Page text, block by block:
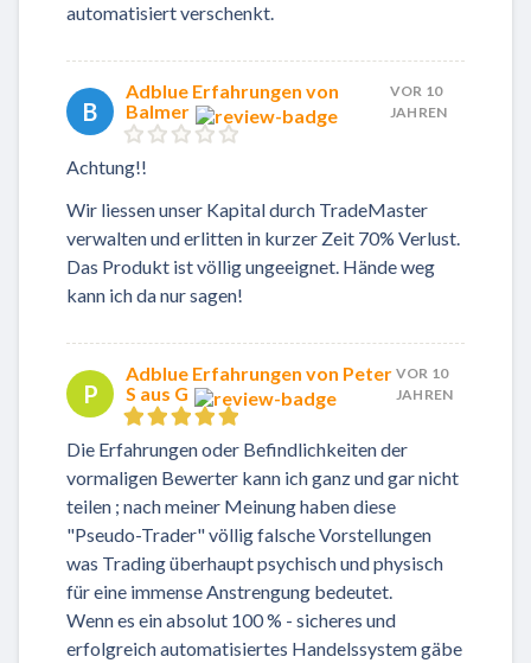
automatisiert verschenkt.
B
Adblue Erfahrungen von
Balmer
VOR 10
JAHREN
Achtung!!
Wir liessen unser Kapital durch TradeMaster
verwalten und erlitten in kurzer Zeit 70% Verlust.
Das Produkt ist völlig ungeeignet. Hände weg
kann ich da nur sagen!
P
Adblue Erfahrungen von Peter
S aus G
VOR 10
JAHREN
Die Erfahrungen oder Befindlichkeiten der
vormaligen Bewerter kann ich ganz und gar nicht
teilen ; nach meiner Meinung haben diese
"Pseudo-Trader" völlig falsche Vorstellungen
was Trading überhaupt psychisch und physisch
für eine immense Anstrengung bedeutet.
Wenn es ein absolut 100 % - sicheres und
erfolgreich automatisiertes Handelssystem gäbe